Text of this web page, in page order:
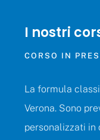
I nostri
CORSO IN
La formula
Verona. Sono
personalizzati in